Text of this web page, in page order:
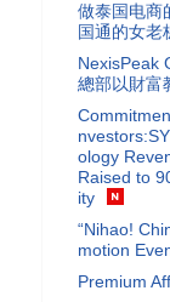
做泰国电商
国通的女老
NexisPeak
總部以財富
ology
Raised to
ity
“Nihao!
motion
Premium